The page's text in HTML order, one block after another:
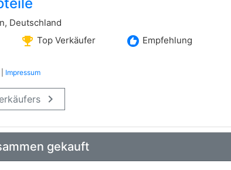
Deutschland
emoji_events Top Verkäufer recommend Empfehlung
Impressum
keyboard_arrow_right
gekauft